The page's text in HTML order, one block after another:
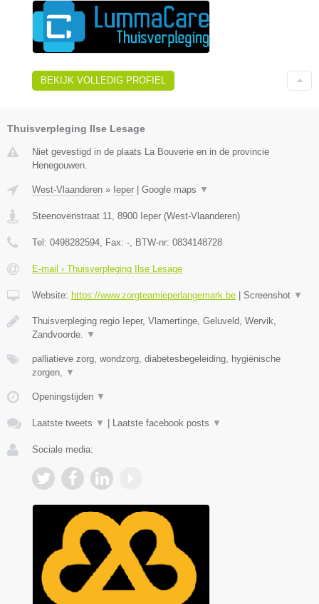
BEKIJK VOLLEDIG PROFIEL
Thuisverpleging Ilse Lesage
Niet gevestigd in de plaats La Bouverie en in de provincie
Henegouwen.
West-Vlaanderen » Ieper Google maps ▼
Steenovenstraat 11, 8900 Ieper (West-Vlaanderen)
Tel: 0498282594, Fax: -, BTW-nr: 0834148728
E-mail › Thuisverpleging Ilse Lesage
Website: https://www.zorgteamieperlangemark.be Screenshot ▼
Thuisverpleging regio Ieper, Vlamertinge, Geluveld, Wervik,
Zandvoorde. ▼
palliatieve zorg, wondzorg, diabetesbegeleiding, hygiënische
zorgen, ▼
Openingstijden ▼
Laatste tweets ▼ Laatste facebook posts ▼
Sociale media: